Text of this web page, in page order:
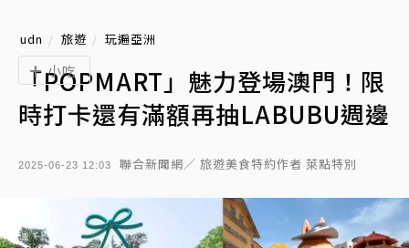
udn 旅遊 玩遍亞洲
「POPMART」魅力登場澳門！限
時打卡還有滿額再抽LABUBU週邊
2025-06-23 12:03 聯合新聞網／ 旅遊美食特約作者 萊點特別
小吃